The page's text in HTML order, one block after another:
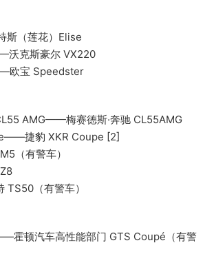
（莲花）Elise
克斯豪尔 VX220
欧宝 Speedster
AMG——梅赛德斯·奔驰 CL55AMG
捷豹 XKR Coupe [2]
（有警车）
（有警车）
霍顿汽车高性能部门 GTS Coupé（有警